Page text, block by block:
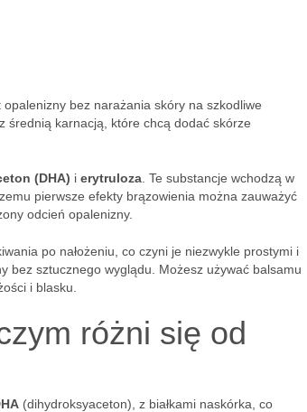
bez narażania skóry na szkodliwe
średnią karnacją, które chcą dodać skórze
(DHA) i erytruloza . Te substancje wchodzą w
pierwsze efekty brązowienia można zauważyć
odcień opalenizny.
po nałożeniu, co czyni je niezwykle prostymi i
bez sztucznego wyglądu. Możesz używać balsamu
i blasku.
różni się od
(dihydroksyaceton), z białkami naskórka, co